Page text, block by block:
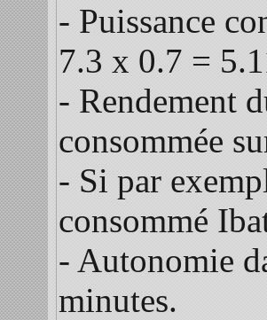
- Puissance
7.3 x 0.7 =
- Rendement
consommée
- Si par
consommé
- Autonomie
minutes.